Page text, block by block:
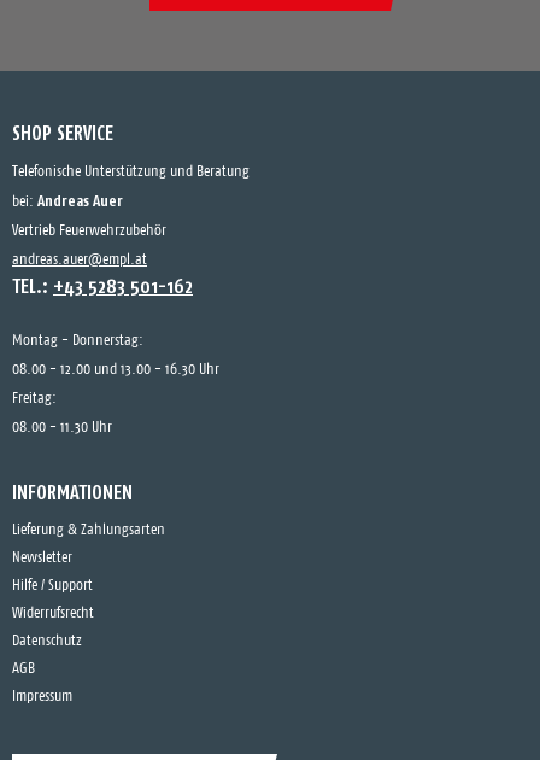
SHOP SERVICE
Telefonische Unterstützung und Beratung
bei: Andreas Auer
Vertrieb Feuerwehrzubehör
andreas.auer@empl.at
TEL.: +43 5283 501-162
Montag - Donnerstag:
08.00 - 12.00 und 13.00 - 16.30 Uhr
Freitag:
08.00 - 11.30 Uhr
INFORMATIONEN
Lieferung & Zahlungsarten
Newsletter
Hilfe / Support
Widerrufsrecht
Datenschutz
AGB
Impressum